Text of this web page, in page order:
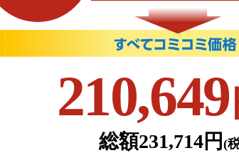
210,649
総額231,714円 (